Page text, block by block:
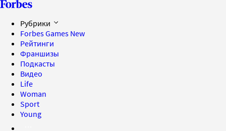
Рубрики
Forbes Games New
Рейтинги
Франшизы
Подкасты
Видео
Life
Woman
Sport
Young